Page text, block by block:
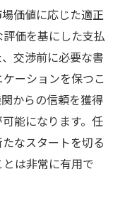
価値に応じた適正
価を基にした支払
交渉前に必要な書
ーションを保つこ
からの信頼を獲得
能になります。任
なスタートを切る
は非常に有用で